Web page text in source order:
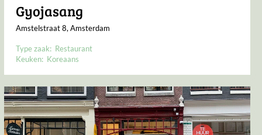
Gyojasang
Amstelstraat 8, Amsterdam
Type zaak: Restaurant
Keuken: Koreaans